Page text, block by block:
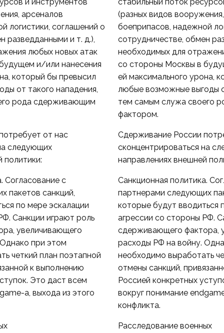
арсеналов
логистики, соглашений о
разведданными и т. д.),
любых новых атак
и/или нанесения
который бы превысил
от такого нападения,
рода сдерживающим
от нас
следующих
политики:
Согласование с
пакетов санкций,
по мере эскалации
Санкции играют роль
увеличивающего
при этом
четкий план поэтапной
к выполнению
Это даст всем
а, выхода из этого
(разных видов
боеприпасов, надежной
сотрудничестве, обмен
необходимых для
со стороны Москвы в
ей максимального урона,
любые возможные выгоды
тем самым служа своего
фактором.
Сдерживание России
сконцентрироваться на
направлениях внешней
Санкционная политика.
партнерами следующих
которые будут вводиться
агрессии со стороны РФ.
сдерживающего фактора,
расходы РФ на войну.
необходимо выработать
отмены санкций,
Россией конкретных
вокруг понимание
конфликта.
Расследование военных